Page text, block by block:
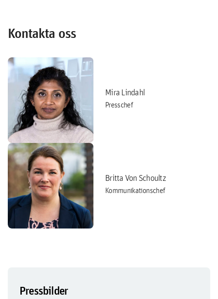
Kontakta oss
Mira Lindahl
Presschef
Britta Von Schoultz
Kommunikationschef
Pressbilder